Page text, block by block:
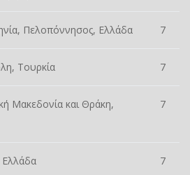
Πελοπόννησος, Ελλάδα 7
Τουρκία 7
Μακεδονία και Θράκη,
7
7